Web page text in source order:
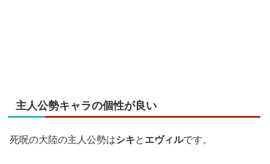
主人公勢キャラの個性が良い
死呪の大陸の主人公勢はシキと エヴィルです。